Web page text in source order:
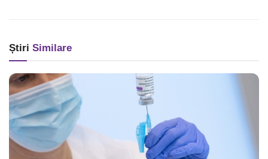
Știri Similare